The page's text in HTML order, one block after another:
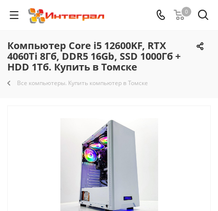
0
Компьютер Core i5 12600KF, RTX
4060Ti 8Гб, DDR5 16Gb, SSD 1000Гб +
HDD 1Тб. Купить в Томске
Все компьютеры. Купить компьютер в Томске